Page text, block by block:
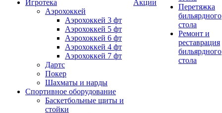
Игротека
Аэрохоккей
Аэрохоккей 3 фт
Аэрохоккей 5 фт
Аэрохоккей 6 фт
Аэрохоккей 4 фт
Аэрохоккей 7 фт
Дартс
Покер
Шахматы и нарды
Спортивное оборудование
Баскетбольные щиты и
стойки
Акции
Перетяжка
бильярдного
стола
Ремонт и
реставрация
бильярдного
стола